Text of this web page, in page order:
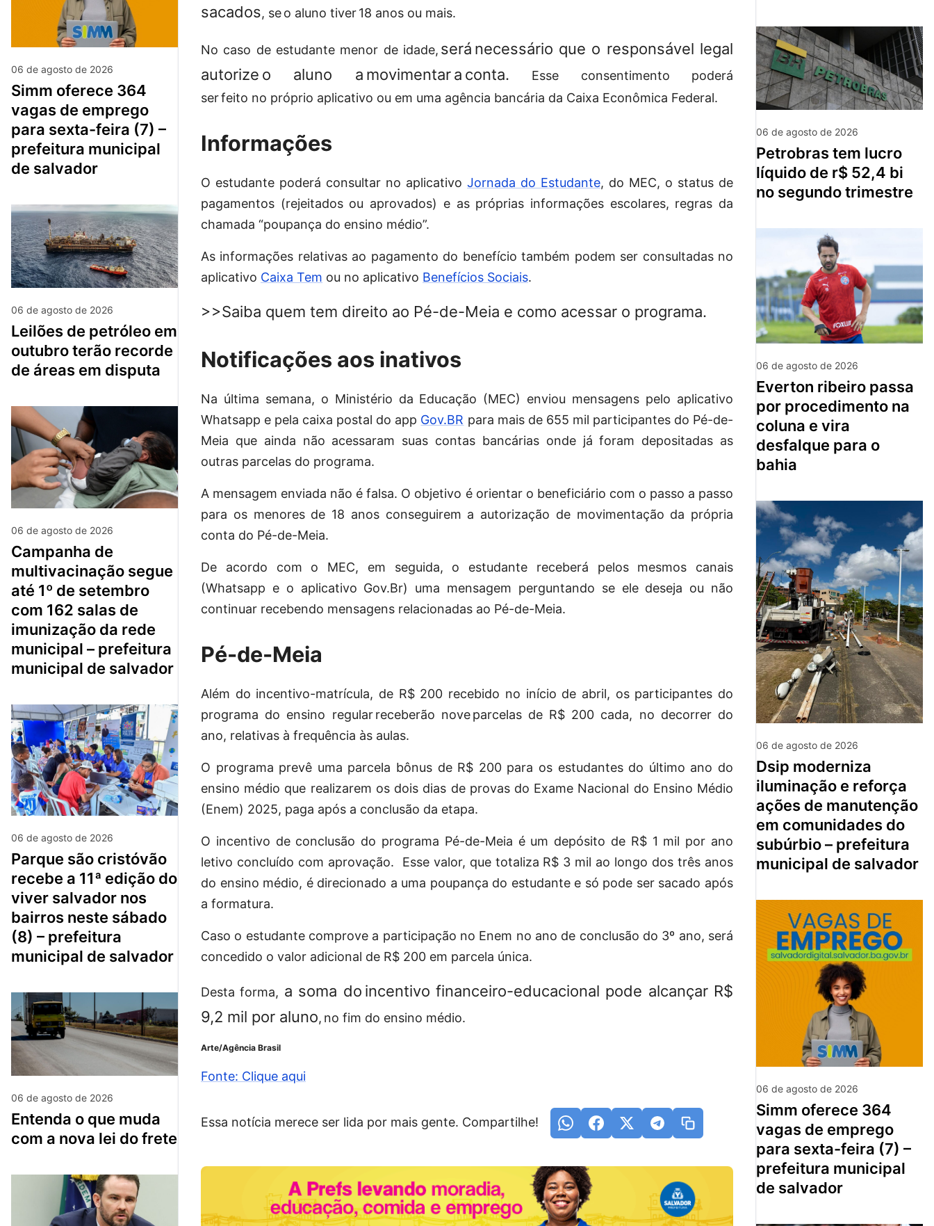
06 de agosto de 2026
simm oferece 364
vagas de emprego
para sexta-feira (7) –
prefeitura municipal
de salvador
06 de agosto de 2026
leilões de petróleo em
outubro terão recorde
de áreas em disputa
06 de agosto de 2026
campanha de
multivacinação segue
até 1º de setembro
com 162 salas de
imunização da rede
municipal – prefeitura
municipal de salvador
06 de agosto de 2026
parque são cristóvão
recebe a 11ª edição do
viver salvador nos
bairros neste sábado
(8) – prefeitura
municipal de salvador
06 de agosto de 2026
entenda o que muda
com a nova lei do frete
sacados, se o aluno tiver 18 anos ou mais.
No caso de estudante menor de idade, será necessário que o responsável legal
autorize o aluno a movimentar a conta.
Esse consentimento poderá
ser feito no próprio aplicativo ou em uma agência bancária da Caixa Econômica Federal.
Informações
O estudante poderá consultar no aplicativo Jornada do Estudante, do MEC, o status de
pagamentos (rejeitados ou aprovados) e as próprias informações escolares, regras da
chamada “poupança do ensino médio”.
As informações relativas ao pagamento do benefício também podem ser consultadas no
aplicativo Caixa Tem ou no aplicativo Benefícios Sociais.
>>Saiba quem tem direito ao Pé-de-Meia e como acessar o programa.
Notificações aos inativos
Na última semana, o Ministério da Educação (MEC) enviou mensagens pelo aplicativo
Whatsapp e pela caixa postal do app Gov.BR para mais de 655 mil participantes do Pé-de-
Meia que ainda não acessaram suas contas bancárias onde já foram depositadas as
outras parcelas do programa.
A mensagem enviada não é falsa. O objetivo é orientar o beneficiário com o passo a passo
para os menores de 18 anos conseguirem a autorização de movimentação da própria
conta do Pé-de-Meia.
De acordo com o MEC, em seguida, o estudante receberá pelos mesmos canais
(Whatsapp e o aplicativo Gov.Br) uma mensagem perguntando se ele deseja ou não
continuar recebendo mensagens relacionadas ao Pé-de-Meia.
Pé-de-Meia
Além do incentivo-matrícula, de R$ 200 recebido no início de abril, os participantes do
programa do ensino regular receberão nove parcelas de R$ 200 cada, no decorrer do
ano, relativas à frequência às aulas.
O programa prevê uma parcela bônus de R$ 200 para os estudantes do último ano do
ensino médio que realizarem os dois dias de provas do Exame Nacional do Ensino Médio
(Enem) 2025, paga após a conclusão da etapa.
O incentivo de conclusão do programa Pé-de-Meia é um depósito de R$ 1 mil por ano
letivo concluído com aprovação. Esse valor, que totaliza R$ 3 mil ao longo dos três anos
do ensino médio, é direcionado a uma poupança do estudante e só pode ser sacado após
a formatura.
Caso o estudante comprove a participação no Enem no ano de conclusão do 3º ano, será
concedido o valor adicional de R$ 200 em parcela única.
Desta forma, a soma do incentivo financeiro-educacional pode alcançar R$
9,2 mil por aluno, no fim do ensino médio.
Arte/Agência Brasil
Fonte: Clique aqui
Essa notícia merece ser lida por mais gente. Compartilhe!
06 de agosto de 2026
petrobras tem lucro
líquido de r$ 52,4 bi
no segundo trimestre
06 de agosto de 2026
everton ribeiro passa
por procedimento na
coluna e vira
desfalque para o
bahia
06 de agosto de 2026
dsip moderniza
iluminação e reforça
ações de manutenção
em comunidades do
subúrbio – prefeitura
municipal de salvador
06 de agosto de 2026
simm oferece 364
vagas de emprego
para sexta-feira (7) –
prefeitura municipal
de salvador